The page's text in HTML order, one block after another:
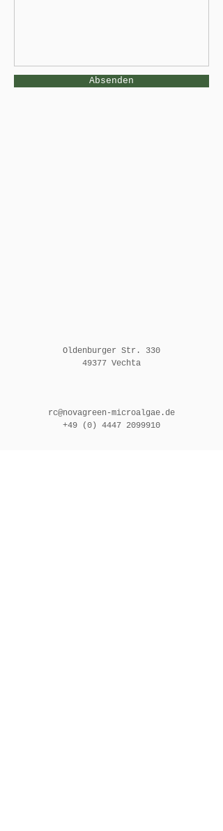
Absenden
Oldenburger Str. 330
49377 Vechta
rc@novagreen-microalgae.de
+49 (0) 4447 2099910